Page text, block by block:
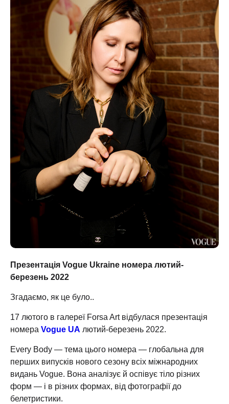
Презентація Vogue Ukraine номера лютий-
березень 2022
Згадаємо, як це було..
17 лютого в галереї Forsa Art відбулася презентація
номера Vogue UA лютий-березень 2022.
Every Body — тема цього номера — глобальна для
перших випусків нового сезону всіх міжнародних
видань Vogue. Вона аналізує й оспівує тіло різних
форм — і в різних формах, від фотографії до
белетристики.